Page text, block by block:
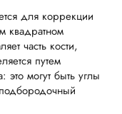
для коррекции
квадратном
часть кости,
путем
могут быть углы